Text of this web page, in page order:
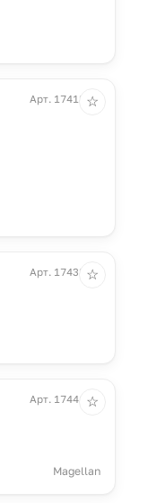
Арт. 17418.10
☆
Арт. 17438.30
☆
Арт. 17441.30
Magellan
☆